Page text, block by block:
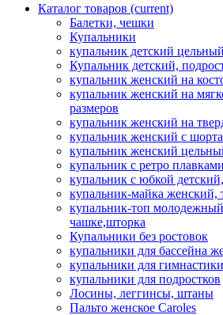
Каталог товаров (current)
Балетки, чешки
Купальники
купальник детский
Купальник детский,
купальник женский на
купальник женский на
размеров
купальник женский на
купальник женский с
купальник женский
купальник с ретро плавками
купальник с юбкой
купальник-майка женский,
купальник-топ
чашке,шторка
Купальники без ростовок
купальники для бассейна
купальники для
купальники для подростков
Лосины, леггинсы, штаны
Пальто женское Caroles